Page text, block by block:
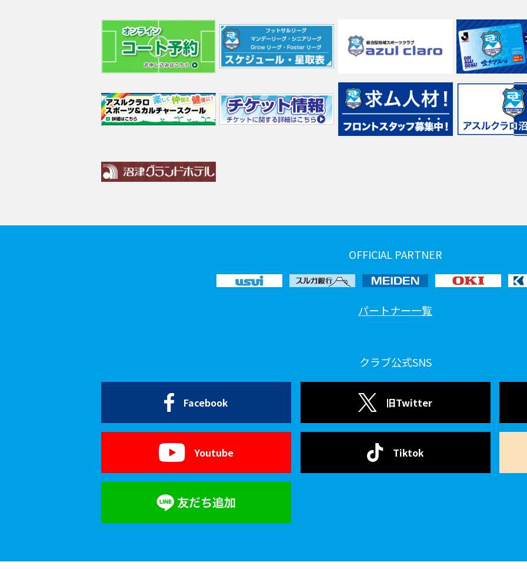
OFFICIAL PARTNER
パートナー一覧
クラブ公式SNS
Facebook 旧Twitter
Youtube Tiktok